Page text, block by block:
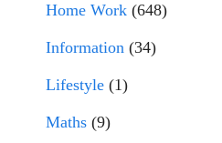
Home Work (648)
Information (34)
Lifestyle (1)
Maths (9)